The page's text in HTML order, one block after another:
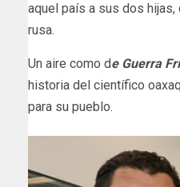
aquel país a sus dos hijas,
rusa.
Un aire como de Guerra
historia del científico
para su pueblo.